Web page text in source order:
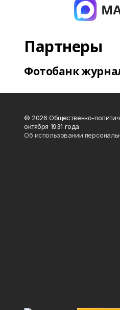
Партнеры
Фотобанк
© 2026 Общественно-
октября 1931 года
Об использовании